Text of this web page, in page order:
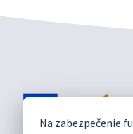
Na zabezpečenie
DIVÍN
OFICIÁLNE